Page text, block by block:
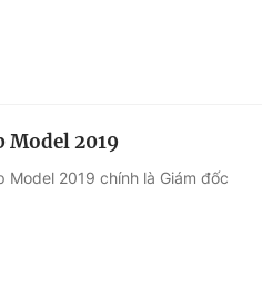
Model 2019
Model 2019 chính là Giám đốc